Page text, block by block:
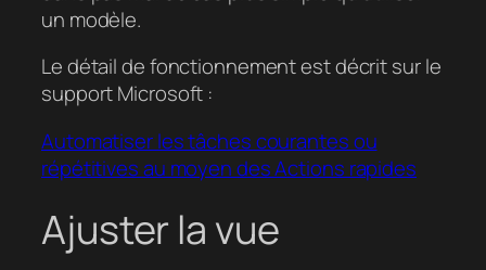
un modèle.
Le détail de fonctionnement est décrit sur le
support Microsoft :
Automatiser les tâches courantes ou
répétitives au moyen des Actions rapides
Ajuster la vue